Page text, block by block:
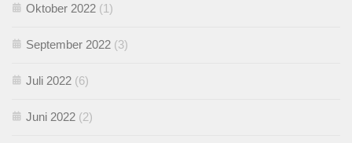
Oktober 2022 (1)
September 2022 (3)
Juli 2022 (6)
Juni 2022 (2)